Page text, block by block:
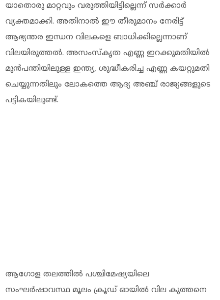
യാതൊരു മാറ്റവും വരുത്തിയിട്ടില്ലെന്ന് സര്‍ക്കാര്‍
വ്യക്തമാക്കി. അതിനാല്‍ ഈ തീരുമാനം നേരിട്ട്
ആഭ്യന്തര ഇന്ധന വിലകളെ ബാധിക്കില്ലെന്നാണ്
വിലയിരുത്തല്‍. അസംസ്‌കൃത എണ്ണ ഇറക്കുമതിയില്‍
മുന്‍പന്തിയിലുള്ള ഇന്ത്യ, ശുദ്ധീകരിച്ച എണ്ണ കയറ്റുമതി
ചെയ്യുന്നതിലും ലോകത്തെ ആദ്യ അഞ്ച് രാജ്യങ്ങളുടെ
പട്ടികയിലുണ്ട്.
ആഗോള തലത്തില്‍ പശ്ചിമേഷ്യയിലെ
സംഘര്‍ഷാവസ്ഥ മൂലം ക്രൂഡ് ഓയില്‍ വില കുത്തനെ